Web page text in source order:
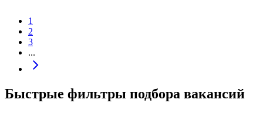
1
2
3
...
Быстрые фильтры подбора вакансий